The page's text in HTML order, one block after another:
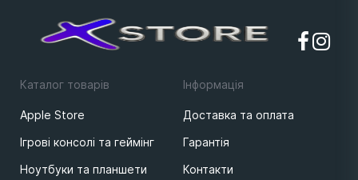
Каталог товарів
Apple Store
Ігрові консолі та геймінг
Ноутбуки та планшети
Iнформацiя
Доставка та оплата
Гарантія
Контакти